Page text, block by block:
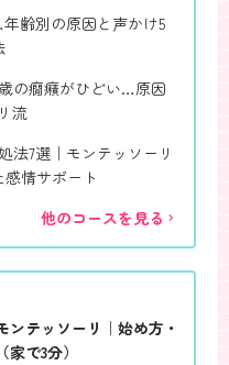
齢別の原因と声かけ5
の癇癪がひどい…原因
流
法7選｜モンテッソーリ
情サポート
他のコースを見る
ンテッソーリ｜始め方・
で3分）